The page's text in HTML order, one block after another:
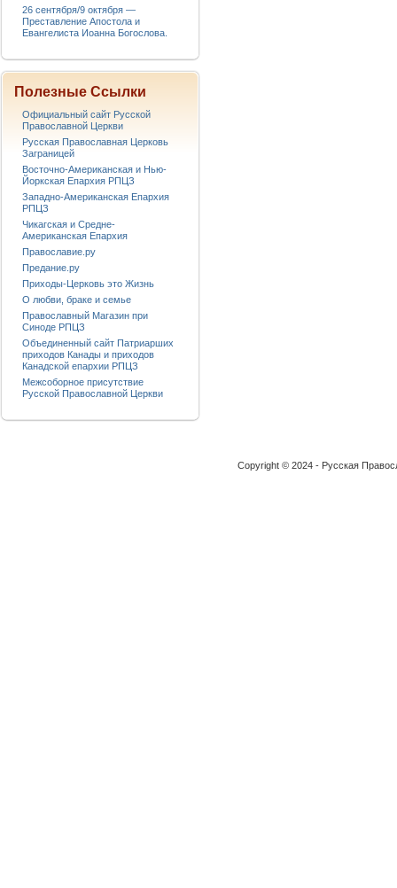
26 сентября/9 октября —
Преставление Апостола и
Евангелиста Иоанна Богослова.
Полезные Ссылки
Официальный сайт Русской
Православной Церкви
Русская Православная Церковь
Заграницей
Восточно-Американская и Нью-
Йоркская Епархия РПЦЗ
Западно-Американская Епархия
РПЦЗ
Чикагская и Средне-
Американская Епархия
Православие.ру
Предание.ру
Приходы-Церковь это Жизнь
О любви, браке и семье
Православный Магазин при
Синоде РПЦЗ
Объединенный сайт Патриарших
приходов Канады и приходов
Канадской епархии РПЦЗ
Межсоборное присутствие
Русской Православной Церкви
Copyright © 2024 - Русская